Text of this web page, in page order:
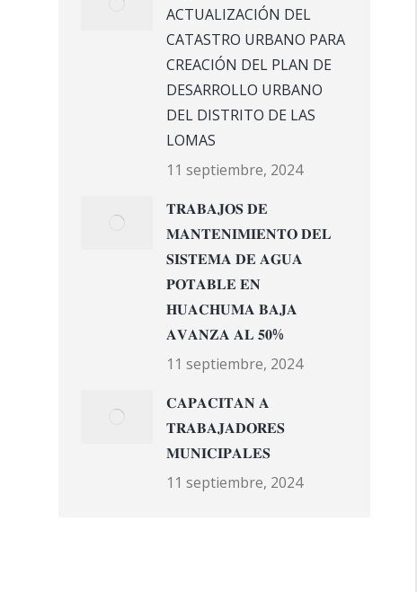
ACTUALIZACIÓN DEL
CATASTRO URBANO PARA
CREACIÓN DEL PLAN DE
DESARROLLO URBANO
DEL DISTRITO DE LAS
LOMAS
11 septiembre, 2024
𝐓𝐑𝐀𝐁𝐀𝐉𝐎𝐒 𝐃𝐄
𝐌𝐀𝐍𝐓𝐄𝐍𝐈𝐌𝐈𝐄𝐍𝐓𝐎 𝐃𝐄𝐋
𝐒𝐈𝐒𝐓𝐄𝐌𝐀 𝐃𝐄 𝐀𝐆𝐔𝐀
𝐏𝐎𝐓𝐀𝐁𝐋𝐄 𝐄𝐍
𝐇𝐔𝐀𝐂𝐇𝐔𝐌𝐀 𝐁𝐀𝐉𝐀
𝐀𝐕𝐀𝐍𝐙𝐀 𝐀𝐋 𝟓𝟎%
11 septiembre, 2024
𝐂𝐀𝐏𝐀𝐂𝐈𝐓𝐀𝐍 𝐀
𝐓𝐑𝐀𝐁𝐀𝐉𝐀𝐃𝐎𝐑𝐄𝐒
𝐌𝐔𝐍𝐈𝐂𝐈𝐏𝐀𝐋𝐄𝐒
11 septiembre, 2024